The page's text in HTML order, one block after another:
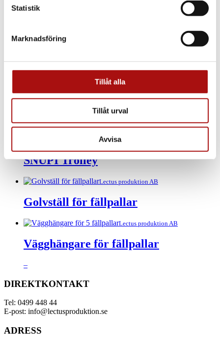
Statistik
Marknadsföring
Tillåt alla
Tillåt urval
Avvisa
Product ID
15 Produkter per sida
30 Produkter per sida
45 Produkter per sida
Lectus produktion AB
SNUPI
Lectus produktion AB
SNUPI Trolley
Lectus produktion AB
Golvställ för fällpallar
Lectus produktion AB
Vägghängare för fällpallar
–Prisintervall:
till
DIREKTKONTAKT
Tel: 0499 448 44
E-post: info@lectusproduktion.se
ADRESS